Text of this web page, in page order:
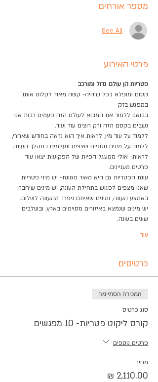
מספר אורחים
See All
פרטי האירוע
פטריות הן עולם גדול ומורכב
קסום ומופלא ככל שיהיה- קשה מאוד לקלוט אותו
במפגש בזק
בבואנו ללמוד את המבוא לעולם הזה פעמים רבות אנו
נשבים בקסם הזה ורק רוצים עוד ועוד.
ללמוד על עוד מין, לראות איך הוא נראה בחודש שאחרי,
ללמוד על מינים נוספים שצצים ונעלמים במהלך העונה,
לראות- אולי ממעגל הפיות של הפקועות יצאו עוד
פרטים מעניינים.
עונת הפטריות גם היא מאוד מגוונת- יש מיני פטריות
שאנו מצפים לפגוש בתחילת העונה, יש מינים שיחברו
באמצע העונה, ומינים שאיתם ניפרד מהעונה לשלום.
יש מינים שנמצא באיזורים מסוימים בארץ, ובשלבים
שונים בעונה.
עוד
כרטיסים
המכירה הסתיימה
סוג כרטיס
קורס ליקוט פטריות- 10 מפגשים
פרטים נוספים
מחיר